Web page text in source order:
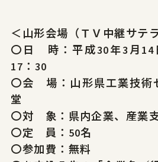
＜山形会場（ＴＶ中継サテ
〇日 時：平成30年3月14
17：30
〇会 場：山形県工業技
堂
〇対 象：県内企業、産業
〇定 員：50名
〇参加費：無料